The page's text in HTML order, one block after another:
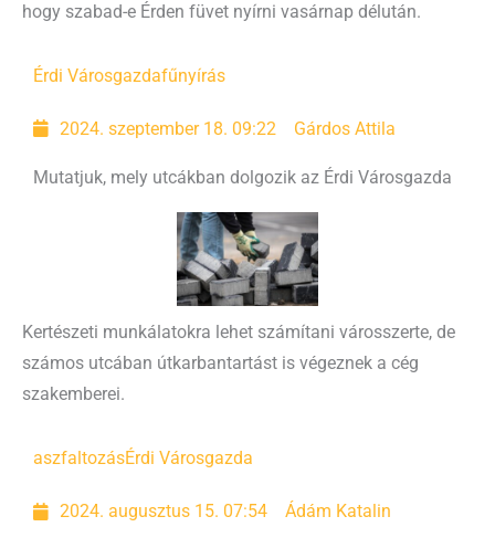
hogy szabad-e Érden füvet nyírni vasárnap délután.
Érdi Városgazdafűnyírás
2024. szeptember 18. 09:22 Gárdos Attila
Mutatjuk, mely utcákban dolgozik az Érdi Városgazda
Kertészeti munkálatokra lehet számítani városszerte, de
számos utcában útkarbantartást is végeznek a cég
szakemberei.
aszfaltozásÉrdi Városgazda
2024. augusztus 15. 07:54 Ádám Katalin